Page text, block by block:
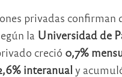
privadas confirman
la Universidad de
creció 0,7%
interanual y